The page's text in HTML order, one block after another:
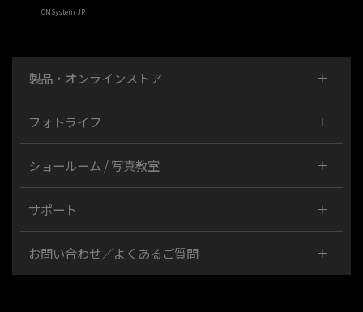
OMSystem JP
製品・オンラインストア
フォトライフ
ショールーム / 写真教室
サポート
お問い合わせ／よくあるご質問